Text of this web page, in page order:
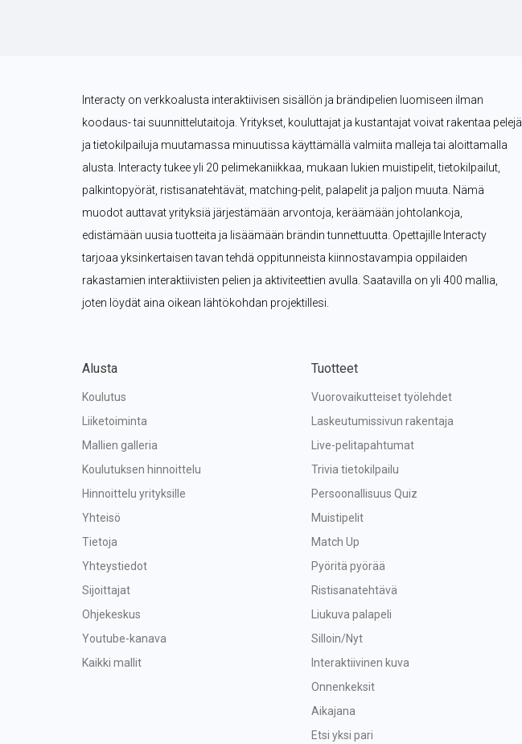
Interacty on verkkoalusta interaktiivisen sisällön ja brändipelien luomiseen ilman
koodaus- tai suunnittelutaitoja. Yritykset, kouluttajat ja kustantajat voivat rakentaa pelejä
ja tietokilpailuja muutamassa minuutissa käyttämällä valmiita malleja tai aloittamalla
alusta. Interacty tukee yli 20 pelimekaniikkaa, mukaan lukien muistipelit, tietokilpailut,
palkintopyörät, ristisanatehtävät, matching-pelit, palapelit ja paljon muuta. Nämä
muodot auttavat yrityksiä järjestämään arvontoja, keräämään johtolankoja,
edistämään uusia tuotteita ja lisäämään brändin tunnettuutta. Opettajille Interacty
tarjoaa yksinkertaisen tavan tehdä oppitunneista kiinnostavampia oppilaiden
rakastamien interaktiivisten pelien ja aktiviteettien avulla. Saatavilla on yli 400 mallia,
joten löydät aina oikean lähtökohdan projektillesi.
Alusta
Koulutus
Liiketoiminta
Mallien galleria
Koulutuksen hinnoittelu
Hinnoittelu yrityksille
Yhteisö
Tietoja
Yhteystiedot
Sijoittajat
Ohjekeskus
Youtube-kanava
Kaikki mallit
Tuotteet
Vuorovaikutteiset työlehdet
Laskeutumissivun rakentaja
Live-pelitapahtumat
Trivia tietokilpailu
Persoonallisuus Quiz
Muistipelit
Match Up
Pyöritä pyörää
Ristisanatehtävä
Liukuva palapeli
Silloin/Nyt
Interaktiivinen kuva
Onnenkeksit
Aikajana
Etsi yksi pari